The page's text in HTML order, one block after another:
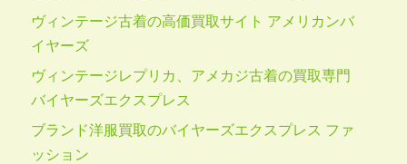
ヴィンテージ古着の高価買取サイト アメリカンバ
イヤーズ
ヴィンテージレプリカ、アメカジ古着の買取専門
バイヤーズエクスプレス
ブランド洋服買取のバイヤーズエクスプレス ファ
ッション